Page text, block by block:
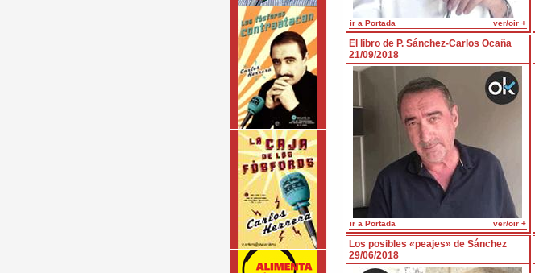
ir a Portada ver/oir +
El libro de P. Sánchez-Carlos Ocaña
21/09/2018
ir a Portada ver/oir +
Los posibles «peajes» de Sánchez
29/06/2018